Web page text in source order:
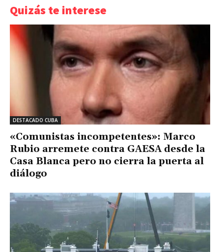
Quizás te interese
DESTACADO CUBA
«Comunistas incompetentes»: Marco
Rubio arremete contra GAESA desde la
Casa Blanca pero no cierra la puerta al
diálogo